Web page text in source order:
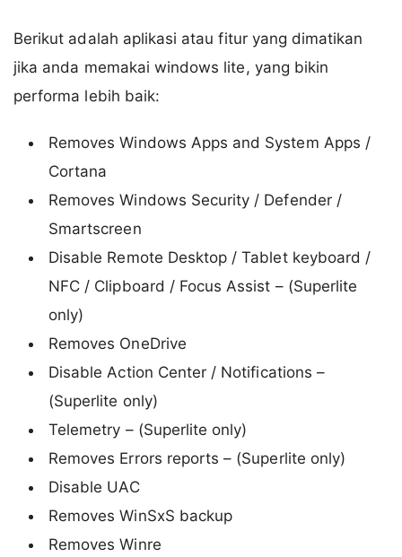
Berikut adalah aplikasi atau fitur yang dimatikan
jika anda memakai windows lite, yang bikin
performa lebih baik:
Removes Windows Apps and System Apps /
Cortana
Removes Windows Security / Defender /
Smartscreen
Disable Remote Desktop / Tablet keyboard /
NFC / Clipboard / Focus Assist – (Superlite
only)
Removes OneDrive
Disable Action Center / Notifications –
(Superlite only)
Telemetry – (Superlite only)
Removes Errors reports – (Superlite only)
Disable UAC
Removes WinSxS backup
Removes Winre